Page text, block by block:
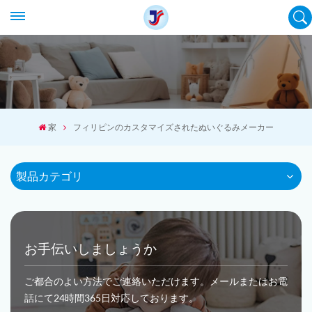
家 フィリピンのカスタマイズされたぬいぐるみメーカー
製品カテゴリ
お手伝いしましょうか
ご都合のよい方法でご連絡いただけます。メールまたはお電
話にて24時間365日対応しております。